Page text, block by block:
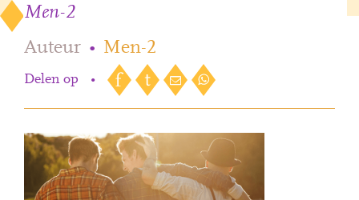
Men-2
Auteur • Men-2
Delen op •